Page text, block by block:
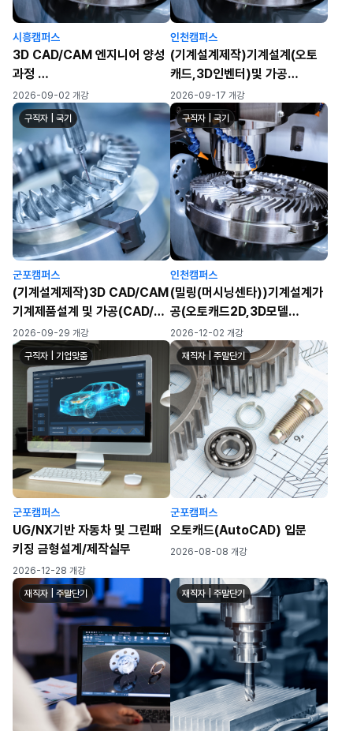
시흥캠퍼스
3D CAD/CAM 엔지니어 양성
과정
(오토캐드,3D 형상모델링,마스
터캠,머시닝센터,CNC선반)
★기능사/산업기사 대비 가능★
2026-09-02 개강
인천캠퍼스
(기계설계제작)기계설계(오토
캐드,3D인벤터)및 가공
(CAM,CNC,MCT)실무자 양
성 C
2026-09-17 개강
구직자 | 국기
군포캠퍼스
(기계설계제작)3D CAD/CAM
기계제품설계 및 가공(CAD/마
스터캠/3D모델
링/MCT/CNC)
2026-09-29 개강
구직자 | 국기
인천캠퍼스
(밀링(머시닝센타))기계설계가
공(오토캐드2D,3D모델
링,CAM,MCT)실무자 양성과
정
2026-12-02 개강
구직자 | 기업맞춤
군포캠퍼스
UG/NX기반 자동차 및 그린패
키징 금형설계/제작실무
2026-12-28 개강
재직자 | 주말단기
군포캠퍼스
오토캐드(AutoCAD) 입문
2026-08-08 개강
재직자 | 주말단기 재직자 | 주말단기